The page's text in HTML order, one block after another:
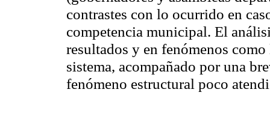
contrastes con lo ocurrido en
competencia municipal. El
resultados y en fenómenos
sistema, acompañado por una
fenómeno estructural poco